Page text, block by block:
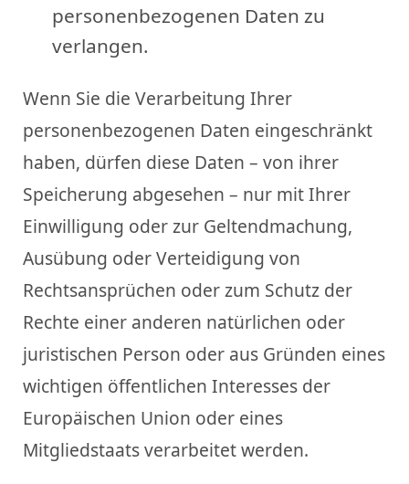
personenbezogenen Daten zu
verlangen.
Wenn Sie die Verarbeitung Ihrer
personenbezogenen Daten eingeschränkt
haben, dürfen diese Daten – von ihrer
Speicherung abgesehen – nur mit Ihrer
Einwilligung oder zur Geltendmachung,
Ausübung oder Verteidigung von
Rechtsansprüchen oder zum Schutz der
Rechte einer anderen natürlichen oder
juristischen Person oder aus Gründen eines
wichtigen öffentlichen Interesses der
Europäischen Union oder eines
Mitgliedstaats verarbeitet werden.